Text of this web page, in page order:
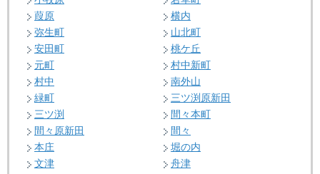
葭原
横内
弥生町
山北町
安田町
桃ケ丘
元町
村中新町
村中
南外山
緑町
三ツ渕原新田
三ツ渕
間々本町
間々原新田
間々
本庄
堀の内
文津
舟津